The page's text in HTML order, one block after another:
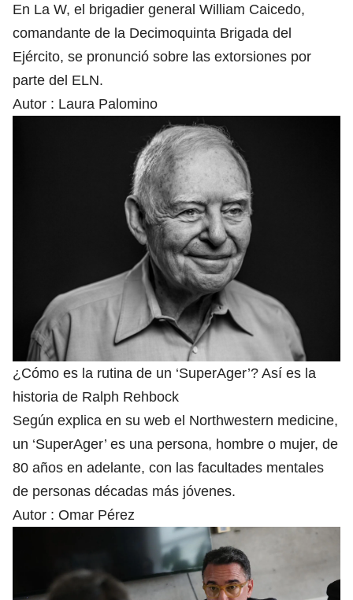
En La W, el brigadier general William Caicedo,
comandante de la Decimoquinta Brigada del
Ejército, se pronunció sobre las extorsiones por
parte del ELN.
Autor : Laura Palomino
¿Cómo es la rutina de un ‘SuperAger’? Así es la
historia de Ralph Rehbock
Según explica en su web el Northwestern medicine,
un ‘SuperAger’ es una persona, hombre o mujer, de
80 años en adelante, con las facultades mentales
de personas décadas más jóvenes.
Autor : Omar Pérez